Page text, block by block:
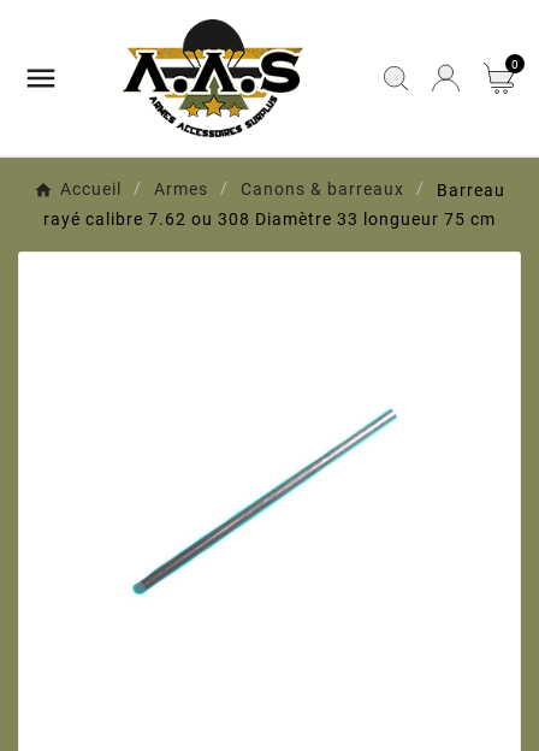
 0
Accueil Armes Canons & barreaux
Barreau
rayé calibre 7.62 ou 308 Diamètre 33 longueur 75 cm